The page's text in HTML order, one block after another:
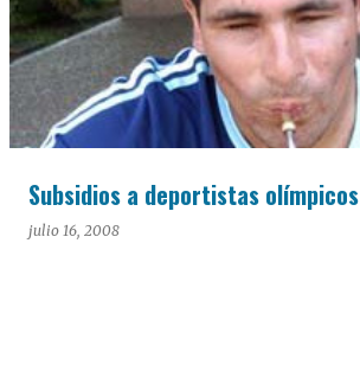
Subsidios a deportistas olímpicos
julio 16, 2008